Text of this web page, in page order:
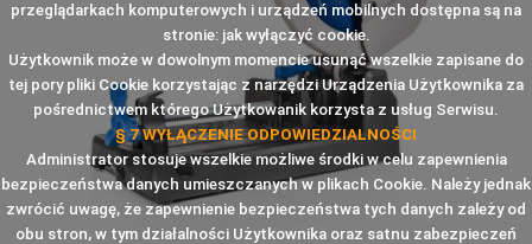
przeglądarkach komputerowych i urządzeń mobilnych dostępna są na
stronie: jak wyłączyć cookie.
Użytkownik może w dowolnym momencie usunąć wszelkie zapisane do
tej pory pliki Cookie korzystając z narzędzi Urządzenia Użytkownika za
pośrednictwem którego Użytkowanik korzysta z usług Serwisu.
§ 7 WYŁĄCZENIE ODPOWIEDZIALNOŚCI
Administrator stosuje wszelkie możliwe środki w celu zapewnienia
bezpieczeństwa danych umieszczanych w plikach Cookie. Należy jednak
zwrócić uwagę, że zapewnienie bezpieczeństwa tych danych zależy od
obu stron, w tym działalności Użytkownika oraz satnu zabezpieczeń